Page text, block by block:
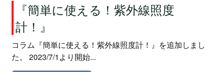
『簡単に使える！紫外線照度
計！』
コラム『簡単に使える！紫外線照度計！』を追加しまし
た。 2023/7/1より開始...